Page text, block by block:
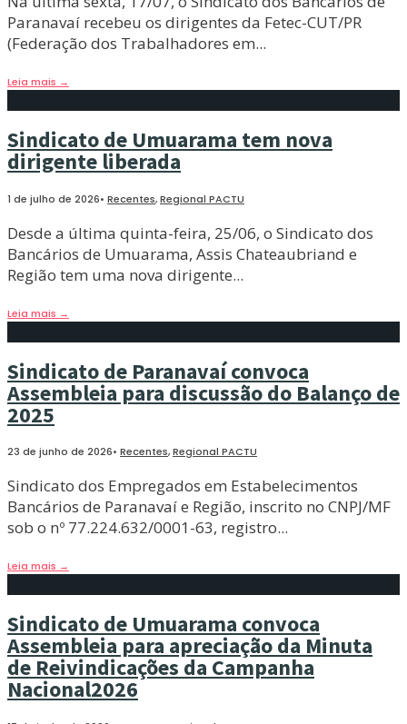
Paranavaí recebeu os dirigentes da Fetec-CUT/PR
(Federação dos Trabalhadores em...
Leia mais →
Sindicato de Umuarama tem nova
dirigente liberada
1 de julho de 2026• Recentes,Regional PACTU
Desde a última quinta-feira, 25/06, o Sindicato dos
Bancários de Umuarama, Assis Chateaubriand e
Região tem uma nova dirigente...
Leia mais →
Sindicato de Paranavaí convoca
Assembleia para discussão do Balanço de
2025
23 de junho de 2026• Recentes,Regional PACTU
Sindicato dos Empregados em Estabelecimentos
Bancários de Paranavaí e Região, inscrito no CNPJ/MF
sob o nº 77.224.632/0001-63, registro...
Leia mais →
Sindicato de Umuarama convoca
Assembleia para apreciação da Minuta
de Reivindicações da Campanha
Nacional2026